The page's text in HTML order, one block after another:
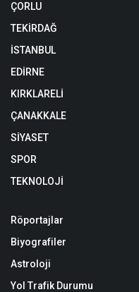
ÇORLU
TEKİRDAĞ
İSTANBUL
EDİRNE
KIRKLARELİ
ÇANAKKALE
SİYASET
SPOR
TEKNOLOJİ
Röportajlar
Biyografiler
Astroloji
Yol Trafik Durumu